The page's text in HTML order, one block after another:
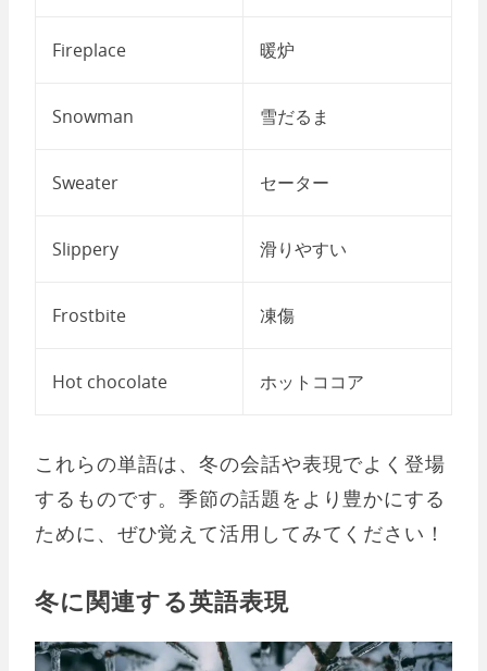
Fireplace 暖炉
Snowman 雪だるま
Sweater セーター
Slippery 滑りやすい
Frostbite 凍傷
Hot chocolate ホットココア
これらの単語は、冬の会話や表現でよく登場
するものです。季節の話題をより豊かにする
ために、ぜひ覚えて活用してみてください！
冬に関連する英語表現